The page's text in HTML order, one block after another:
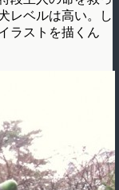
レベルは高い。し
ラストを描くん